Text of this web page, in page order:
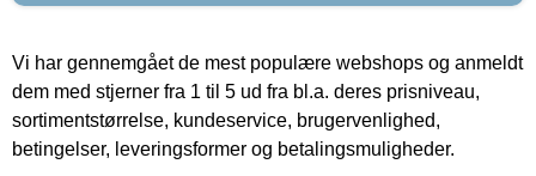
Vi har gennemgået de mest populære webshops og anmeldt
dem med stjerner fra 1 til 5 ud fra bl.a. deres prisniveau,
sortimentstørrelse, kundeservice, brugervenlighed,
betingelser, leveringsformer og betalingsmuligheder.